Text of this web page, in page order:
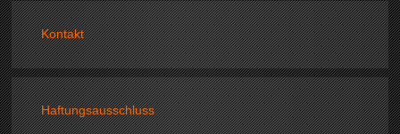
Kontakt
Haftungsausschluss